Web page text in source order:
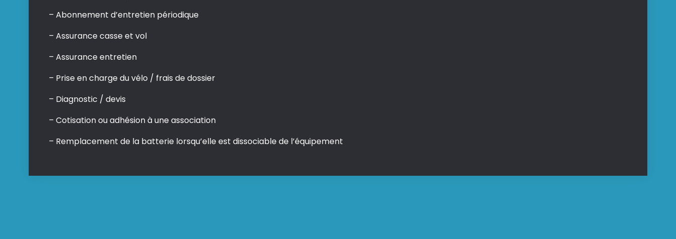
– Abonnement d’entretien périodique
– Assurance casse et vol
– Assurance entretien
– Prise en charge du vélo / frais de dossier
– Diagnostic / devis
– Cotisation ou adhésion à une association
– Remplacement de la batterie lorsqu’elle est dissociable de l’équipement